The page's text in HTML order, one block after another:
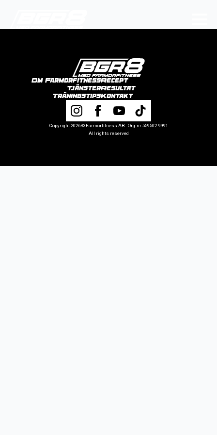
Om Farmorfitness
Tjänster
Träningstips
Recept
Resultat
Kontakt
Copyright 2026 © Farmorfitness AB - Org.nr 559502-9991
All rights reserved